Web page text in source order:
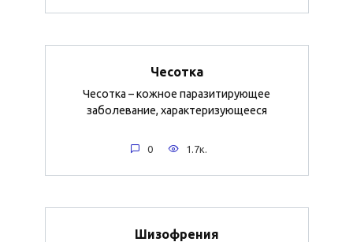
Чесотка
Чесотка – кожное паразитирующее
заболевание, характеризующееся
0 1.7к.
Шизофрения